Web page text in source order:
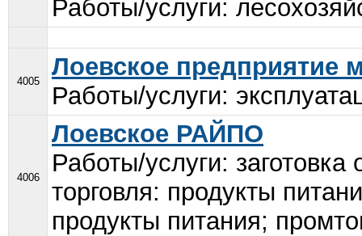
Работы/услуги:
4005
Лоевское предприятие
Работы/услуги:
4006
Лоевское РАЙПО
Работы/услуги:
торговля: продукты
продукты питания;